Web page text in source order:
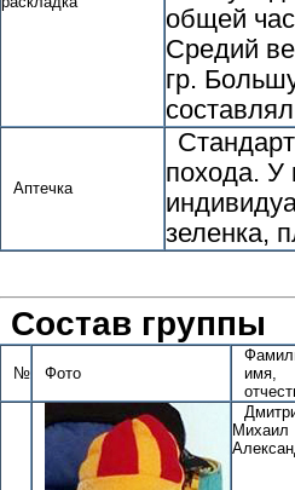
общей
Cредий
гр.
Аптечка
похода. У
зеленка,
Состав группы
№ Фото
имя,
Михаил